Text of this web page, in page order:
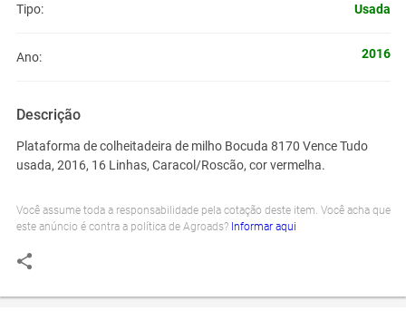
Tipo: Usada
Ano: 2016
Descrição
Plataforma de colheitadeira de milho Bocuda 8170 Vence Tudo
usada, 2016, 16 Linhas, Caracol/Roscão, cor vermelha.
Você assume toda a responsabilidade pela cotação deste item. Você acha que
este anúncio é contra a política de Agroads? Informar aqui